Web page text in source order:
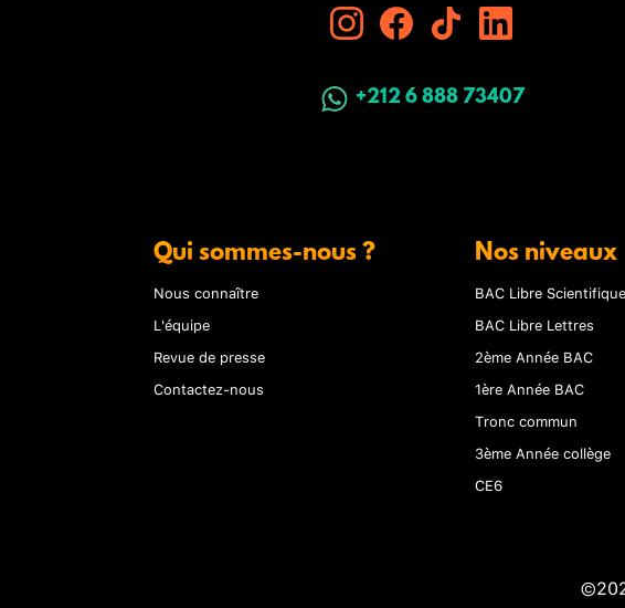
+212 6 888 73407
Qui sommes-nous ?
Nous connaître
L'équipe
Revue de presse
Contactez-nous
Nos niveaux
BAC Libre Scientifique
BAC Libre Lettres
2ème Année BAC
1ère Année BAC
Tronc commun
3ème Année collège
CE6